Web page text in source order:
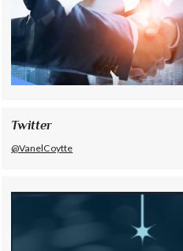
Twitter
@VanelCoytte